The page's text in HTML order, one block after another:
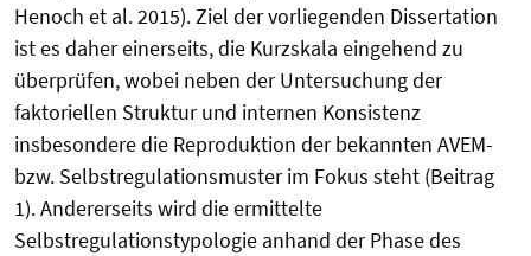
Henoch et al. 2015). Ziel der vorliegenden Dissertation
ist es daher einerseits, die Kurzskala eingehend zu
überprüfen, wobei neben der Untersuchung der
faktoriellen Struktur und internen Konsistenz
insbesondere die Reproduktion der bekannten AVEM-
bzw. Selbstregulationsmuster im Fokus steht (Beitrag
1). Andererseits wird die ermittelte
Selbstregulationstypologie anhand der Phase des